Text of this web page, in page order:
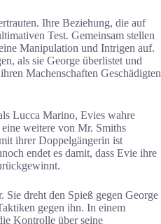
Ihre Beziehung, die auf
Test. Gemeinsam stellen
Manipulation und Intrigen auf.
als sie George überlistet und
Machenschaften Geschädigten
Lucca Marino, Evies wahre
weitere von Mr. Smiths
ihrer Doppelgängerin ist
endet es damit, dass Evie ihre
Sie dreht den Spieß gegen George
gegen ihn. In einem
Kontrolle über seine